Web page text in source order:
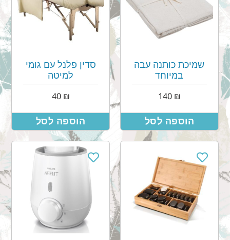
שמיכת כותנה עבה
במיוחד
₪
140
הוספה לסל
סדין פלנל עם גומי
למיטה
₪
40
הוספה לסל